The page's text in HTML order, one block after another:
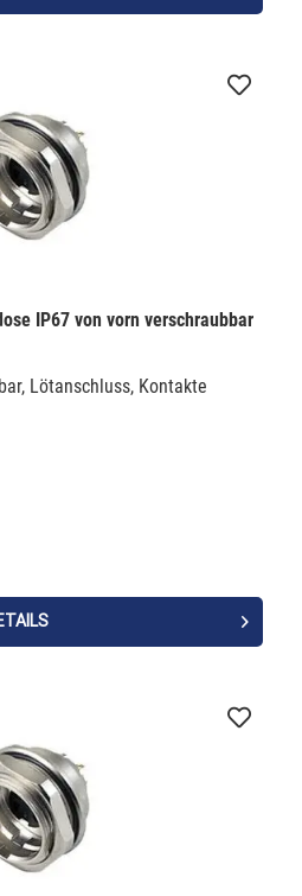
IP67 von vorn verschraubbar
Lötanschluss, Kontakte